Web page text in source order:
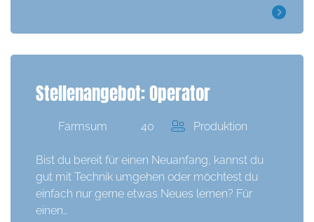
Stellenangebot: Operator
Farmsum 40 Produktion
Bist du bereit für einen Neuanfang, kannst du
gut mit Technik umgehen oder möchtest du
einfach nur gerne etwas Neues lernen? Für
einen…